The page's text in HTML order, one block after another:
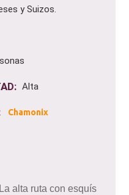
y Suizos.
Alta
Chamonix
La alta ruta con esquís